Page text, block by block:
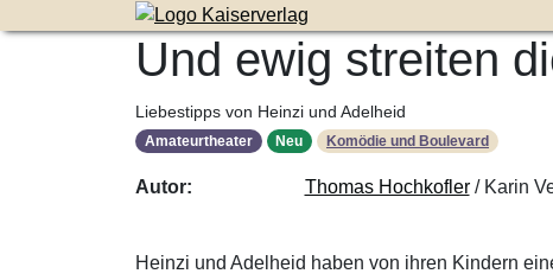
Zum Inhalt der Seite springen
Und ewig streiten
Liebestipps von Heinzi und Adelheid
Amateurtheater Neu Komödie und Boulevard
Autor: Thomas Hochkofler/ Karin
Heinzi und Adelheid haben von ihren Kindern